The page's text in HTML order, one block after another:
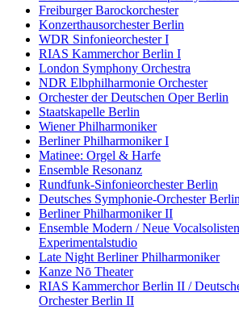
Freiburger Barockorchester
Konzerthausorchester Berlin
WDR Sinfonieorchester I
RIAS Kammerchor Berlin I
London Symphony Orchestra
NDR Elbphilharmonie Orchester
Orchester der Deutschen Oper Berlin
Staatskapelle Berlin
Wiener Philharmoniker
Berliner Philharmoniker I
Matinee: Orgel & Harfe
Ensemble Resonanz
Rundfunk-Sinfonieorchester Berlin
Deutsches Symphonie-Orchester
Berliner Philharmoniker II
Ensemble Modern / Neue
Experimentalstudio
Late Night Berliner Philharmoniker
Kanze Nō Theater
RIAS Kammerchor Berlin II /
Orchester Berlin II